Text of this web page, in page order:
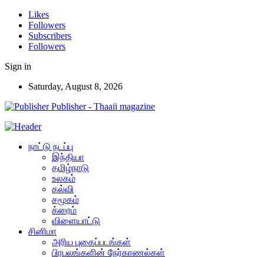
Likes
Followers
Subscribers
Followers
Sign in
Saturday, August 8, 2026
Publisher - Thaaii magazine
நாட்டு நடப்பு
இந்தியா
தமிழ்நாடு
உலகம்
கல்வி
சமூகம்
க்ரைம்
விளையாட்டு
சினிமா
அரிய புகைப்படங்கள்
பிரபலங்களின் நேர்காணல்கள்